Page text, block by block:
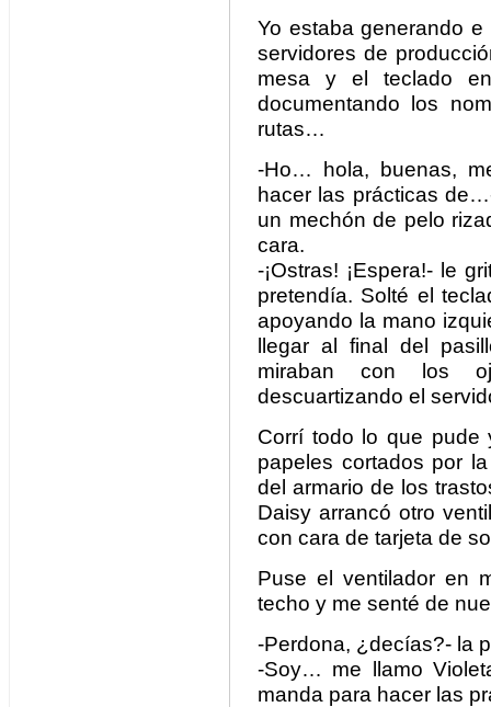
Yo estaba generando
servidores de
mesa y el teclado
documentando los
rutas…
-Ho… hola, buenas,
hacer las prácticas
un mechón de pelo
cara.
-¡Ostras! ¡Espera!- le
pretendía. Solté el
apoyando la mano
llegar al final del
miraban con los
descuartizando el
Corrí todo lo que
papeles cortados por
del armario de los
Daisy arrancó otro
con cara de tarjeta de
Puse el ventilador en
techo y me senté de
-Perdona, ¿decías?- la
-Soy… me llamo
manda para hacer las